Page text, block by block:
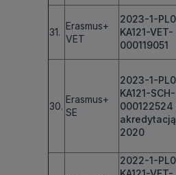
31.
Erasmus+
VET
2023-1-
KA121-VET-
000119051
30.
Erasmus+
SE
2023-1-
KA121-SCH-
000122524
akredytacją
2020
2022-1-